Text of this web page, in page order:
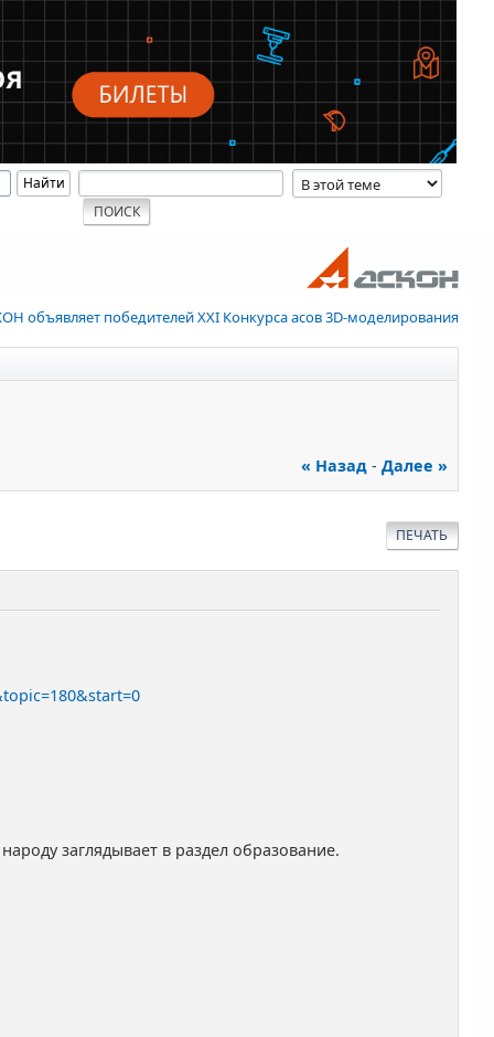
объявляет победителей XXI Конкурса асов 3D-моделирования
« Назад- Далее »
ПЕЧАТЬ
заглядывает в раздел образование.